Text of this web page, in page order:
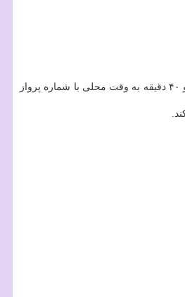
این پرواز در ساعت ۹ و ۲۵ دقیقه با شماره پرواز ۷۱۹ در ایام دوشنبه و جمعه تهران را به مقصد استانبول ترک خواهدنمود. همین طور بازگشت این پرواز در ایام یاد شده در ساعت ۱۲ و ۴۰ دقیقه به وقت محلی با شماره پرواز